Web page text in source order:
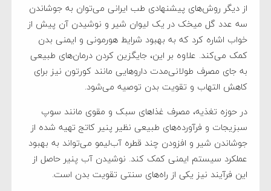
از دیگر روش‌های پیشنهادی طب ایرانی می‌توان به جوشاندن
سه عدد گل میخک در یک لیوان شیر و نوشیدن آن پیش از
خواب اشاره کرد که به بهبود شرایط هورمونی و ایمنی بدن
کمک می‌کند. علاوه بر این، جایگزین کردن درمان‌های طبیعی
به جای مصرف طولانی‌مدت داروهایی مانند کورتون نیز برای
کاهش التهاب و تقویت بدن توصیه می‌شود.
در حوزه تغذیه، مصرف غذاهای سبک و مقوی مانند سوپ
سبزیجات و فرآورده‌های طبیعی نظیر پنیر کاتج تهیه شده از
جوشاندن شیر و افزودن چند قطره آب‌لیمو می‌تواند به بهبود
عملکرد سیستم ایمنی کمک کند. نوشیدن آب پنیر حاصل از
این فرآیند نیز یکی از راه‌های سنتی تقویت بدن است.